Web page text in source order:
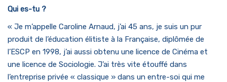
Qui es-tu ?
« Je m’appelle Caroline Arnaud, j’ai 45 ans, je suis un pur
produit de l’éducation élitiste à la Française, diplômée de
l’ESCP en 1998, j’ai aussi obtenu une licence de Cinéma et
une licence de Sociologie. J’ai très vite étouffé dans
l’entreprise privée « classique » dans un entre-soi qui me